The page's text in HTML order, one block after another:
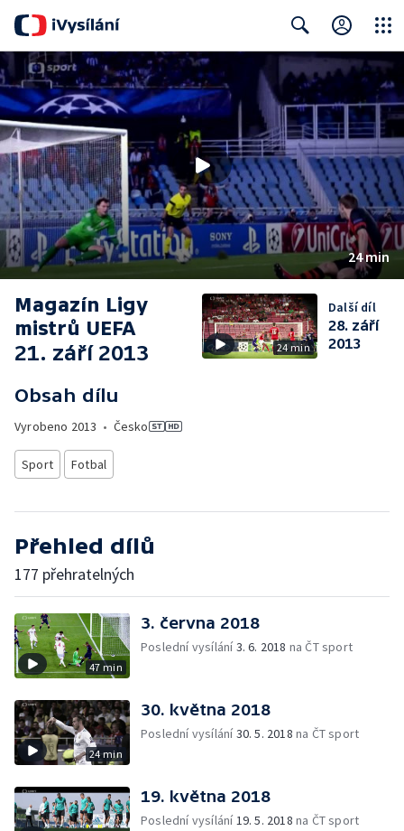
Search Close
24 min
Magazín Ligy
mistrů UEFA
21. září 2013
Obsah dílu
Vyrobeno 2013 • Česko
Sport Fotbal
24 min
Další díl
28. září
2013
Přehled dílů
177 přehratelných
47 min
3. června 2018
Poslední vysílání3. 6. 2018 na ČT sport
24 min
30. května 2018
Poslední vysílání30. 5. 2018 na ČT sport
19. května 2018
Poslední vysílání19. 5. 2018 na ČT sport